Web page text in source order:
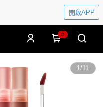
開啟APP
0
1/11